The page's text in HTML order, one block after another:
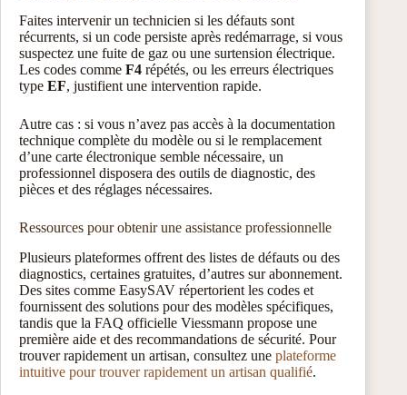
Faites intervenir un technicien si les défauts sont
récurrents, si un code persiste après redémarrage, si vous
suspectez une fuite de gaz ou une surtension électrique.
Les codes comme F4 répétés, ou les erreurs électriques
type EF, justifient une intervention rapide.
Autre cas : si vous n’avez pas accès à la documentation
technique complète du modèle ou si le remplacement
d’une carte électronique semble nécessaire, un
professionnel disposera des outils de diagnostic, des
pièces et des réglages nécessaires.
Ressources pour obtenir une assistance professionnelle
Plusieurs plateformes offrent des listes de défauts ou des
diagnostics, certaines gratuites, d’autres sur abonnement.
Des sites comme EasySAV répertorient les codes et
fournissent des solutions pour des modèles spécifiques,
tandis que la FAQ officielle Viessmann propose une
première aide et des recommandations de sécurité. Pour
trouver rapidement un artisan, consultez une plateforme
intuitive pour trouver rapidement un artisan qualifié.